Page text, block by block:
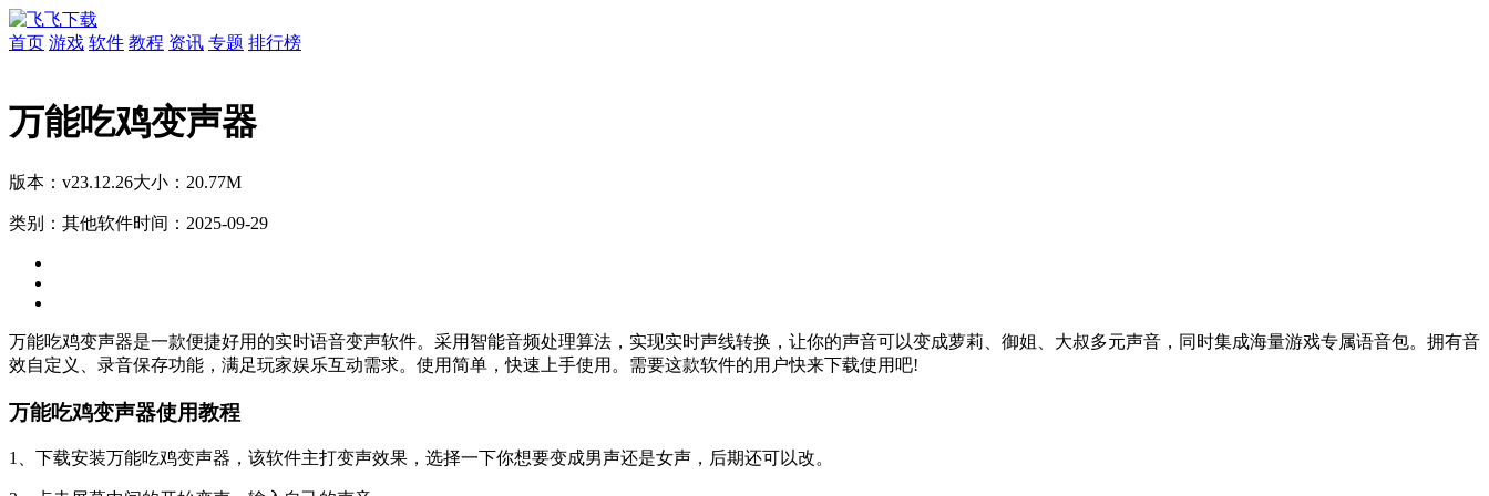
首页 游戏 软件 教程 资讯 专题 排行榜
万能吃鸡变声器
版本：v23.12.26大小：20.77M
类别：其他软件时间：2025-09-29
万能吃鸡变声器是一款便捷好用的实时语音变声软件。采用智能音频处理算法，实现实时声线转换，让你的声音可以变成萝莉、御姐、大叔多元声音，同时集成海量游戏专属语音包。拥有音
效自定义、录音保存功能，满足玩家娱乐互动需求。使用简单，快速上手使用。需要这款软件的用户快来下载使用吧!
万能吃鸡变声器使用教程
1、下载安装万能吃鸡变声器，该软件主打变声效果，选择一下你想要变成男声还是女声，后期还可以改。